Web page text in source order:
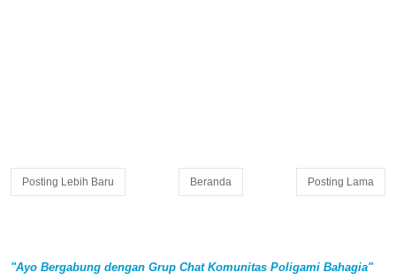
Posting Lebih Baru Posting Lama
Beranda
"Ayo Bergabung dengan Grup Chat Komunitas Poligami Bahagia"